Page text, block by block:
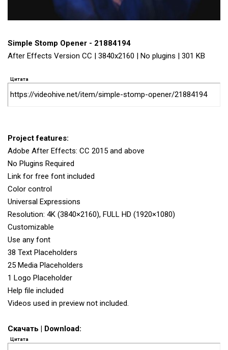
Simple Stomp Opener - 21884194
After Effects Version CC | 3840x2160 | No plugins | 301 KB
Цитата
https://videohive.net/item/simple-stomp-opener/21884194
Project features:
Adobe After Effects: CC 2015 and above
No Plugins Required
Link for free font included
Color control
Universal Expressions
Resolution: 4K (3840×2160), FULL HD (1920×1080)
Customizable
Use any font
38 Text Placeholders
25 Media Placeholders
1 Logo Placeholder
Help file included
Videos used in preview not included.
Скачать | Download:
Цитата